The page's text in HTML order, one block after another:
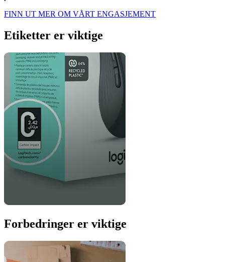
FINN UT MER OM VÅRT ENGASJEMENT
Etiketter er viktige
Forbedringer er viktige